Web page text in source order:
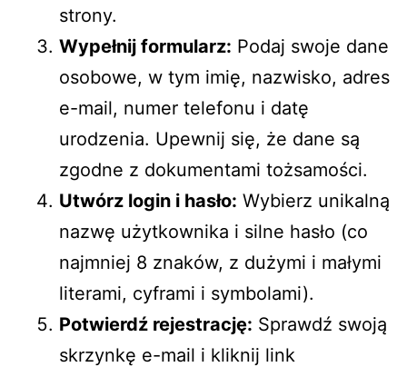
strony.
Wypełnij formularz: Podaj swoje dane
osobowe, w tym imię, nazwisko, adres
e-mail, numer telefonu i datę
urodzenia. Upewnij się, że dane są
zgodne z dokumentami tożsamości.
Utwórz login i hasło: Wybierz unikalną
nazwę użytkownika i silne hasło (co
najmniej 8 znaków, z dużymi i małymi
literami, cyframi i symbolami).
Potwierdź rejestrację: Sprawdź swoją
skrzynkę e-mail i kliknij link